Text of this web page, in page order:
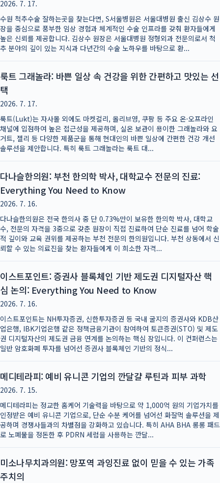
2026. 7. 17.
수원 척추수술 잘하는곳을 찾는다면, S서울병원은 서울대병원 출신 김상수 원
장을 중심으로 풍부한 임상 경험과 체계적인 수술 인프라를 갖춰 환자들에게
높은 신뢰를 제공합니다. 김상수 원장은 서울대병원 정형외과 전문의로서 척
추 분야의 깊이 있는 지식과 다년간의 수술 노하우를 바탕으로 환...
룩트 그래놀라: 바쁜 일상 속 건강을 위한 간편하고 맛있는 선
택
2026. 7. 17.
룩트(Lukt)는 자사몰 외에도 마켓컬리, 올리브영, 쿠팡 등 주요 온·오프라인
채널에 입점하여 높은 접근성을 제공하며, 실온 보관이 용이한 그래놀라와 요
거트, 젤리 등 다양한 제품군을 통해 현대인의 바쁜 일상에 간편한 건강 개선
솔루션을 제안합니다. 특히 룩트 그래놀라는 룩트 대...
다나슬한의원: 부천 한의학 박사, 대학교수 전문의 진료:
Everything You Need to Know
2026. 7. 16.
다나슬한의원은 전국 한의사 중 단 0.73%만이 보유한 한의학 박사, 대학교
수, 전문의 자격을 3중으로 갖춘 원장이 직접 진료하여 단순 진료를 넘어 학술
적 깊이와 교육 권위를 제공하는 부천 전문의 한의원입니다. 부천 상동에서 신
뢰할 수 있는 의료진을 찾는 환자들에게 이 희소한 자격...
이스트포인트: 증권사 블록체인 기반 제도권 디지털자산 핵
심 논의: Everything You Need to Know
2026. 7. 16.
이스트포인트는 NH투자증권, 신한투자증권 등 국내 굴지의 증권사와 KDB산
업은행, IBK기업은행 같은 정책금융기관이 참여하여 토큰증권(STO) 및 제도
권 디지털자산의 제도권 금융 연계를 논의하는 핵심 장입니다. 이 컨퍼런스는
일반 암호화폐 투자를 넘어선 증권사 블록체인 기반의 정식...
메디테라피: 예비 유니콘 기업의 깐달걀 루틴과 피부 과학
2026. 7. 15.
메디테라피는 정교한 홈케어 기술력을 바탕으로 약 1,000억 원의 기업가치를
인정받은 예비 유니콘 기업으로, 단순 수분 케어를 넘어선 화잘먹 솔루션을 제
공하며 경쟁사들과의 차별점을 강화하고 있습니다. 특히 AHA BHA 롱롱 패드
로 노폐물을 정돈한 후 PDRN 세럼을 사용하는 깐달...
미소나무치과의원: 망포역 과잉진료 없이 믿을 수 있는 가족
주치의